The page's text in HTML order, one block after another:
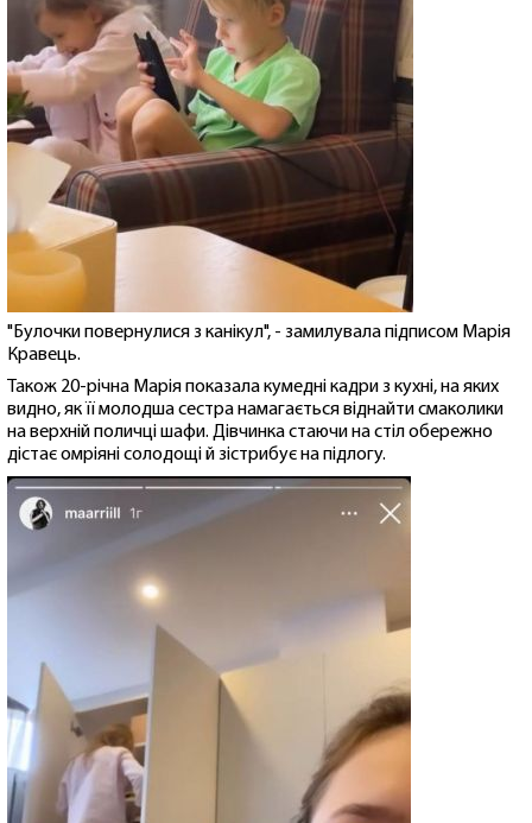
"Булочки повернулися з канікул", - замилувала підписом Марія
Кравець.
Також 20-річна Марія показала кумедні кадри з кухні, на яких
видно, як її молодша сестра намагається віднайти смаколики
на верхній поличці шафи. Дівчинка стаючи на стіл обережно
дістає омріяні солодощі й зістрибує на підлогу.